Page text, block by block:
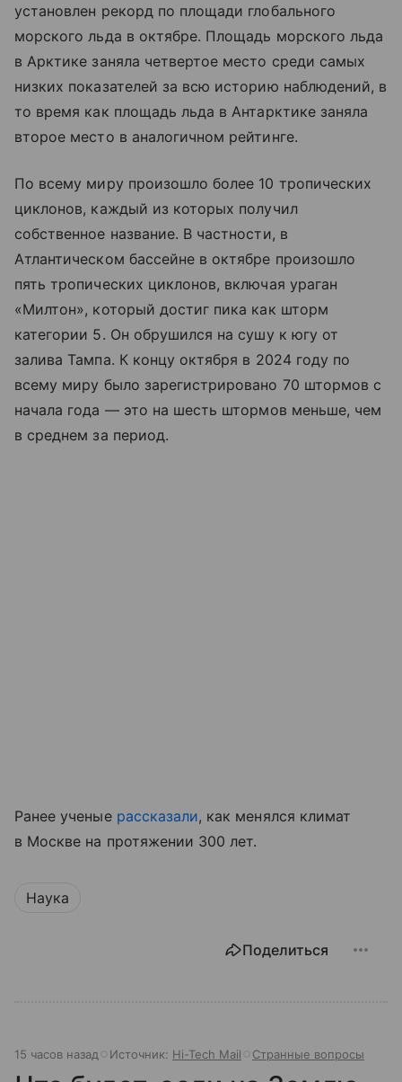
установлен рекорд по площади глобального
морского льда в октябре. Площадь морского льда
в Арктике заняла четвертое место среди самых
низких показателей за всю историю наблюдений, в
то время как площадь льда в Антарктике заняла
второе место в аналогичном рейтинге.
По всему миру произошло более 10 тропических
циклонов, каждый из которых получил
собственное название. В частности, в
Атлантическом бассейне в октябре произошло
пять тропических циклонов, включая ураган
«Милтон», который достиг пика как шторм
категории 5. Он обрушился на сушу к югу от
залива Тампа. К концу октября в 2024 году по
всему миру было зарегистрировано 70 штормов с
начала года — это на шесть штормов меньше, чем
в среднем за период.
Ранее ученые рассказали, как менялся климат
в Москве на протяжении 300 лет.
Наука
Поделиться
15 часов назад Источник: Hi-Tech Mail Странные вопросы